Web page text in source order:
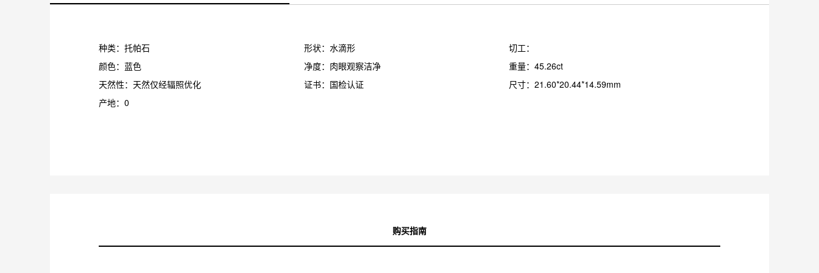
种类：托帕石 形状：水滴形
切工：
颜色：蓝色
净度：肉眼观察洁净
重量：45.26ct
天然性：天然仅经辐照优化
证书：国检认证
尺寸：21.60*20.44*14.59mm
产地：0
购买指南